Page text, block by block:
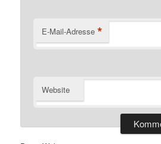
E-Mail-Adresse *
Website